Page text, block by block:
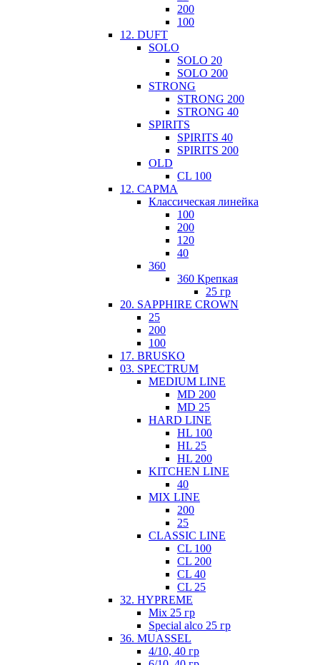
200
100
12. DUFT
SOLO
SOLO 20
SOLO 200
STRONG
STRONG 200
STRONG 40
SPIRITS
SPIRITS 40
SPIRITS 200
OLD
CL 100
12. САРМА
Классическая линейка
100
200
120
40
360
360 Крепкая
25 гр
20. SAPPHIRE CROWN
25
200
100
17. BRUSKO
03. SPECTRUM
MEDIUM LINE
MD 200
MD 25
HARD LINE
HL 100
HL 25
HL 200
KITCHEN LINE
40
MIX LINE
200
25
CLASSIC LINE
CL 100
CL 200
CL 40
CL 25
32. HYPREME
Mix 25 гр
Special alco 25 гр
36. MUASSEL
4/10, 40 гр